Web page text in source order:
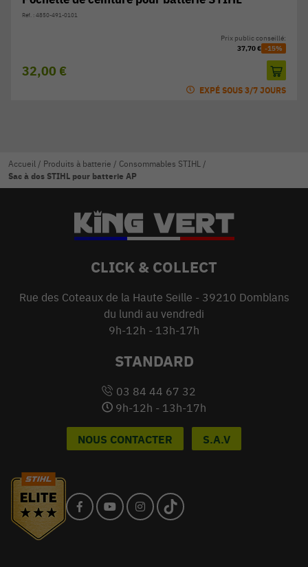
Réf. : 4850-491-0101
32,00 €
Prix public conseillé:
37,70 € -15%
EXPÉ SOUS 3/7 JOURS
Accueil / Produits à batterie / Consommables STIHL /
Sac à dos STIHL pour batterie AP
CLICK & COLLECT
Rue des Coteaux de la Haute Seille - 39210 Domblans
du lundi au vendredi
9h-12h - 13h-17h
STANDARD
03 84 44 67 32
9h-12h - 13h-17h
NOUS CONTACTER S.A.V